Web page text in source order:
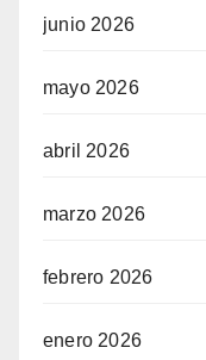
junio 2026
mayo 2026
abril 2026
marzo 2026
febrero 2026
enero 2026